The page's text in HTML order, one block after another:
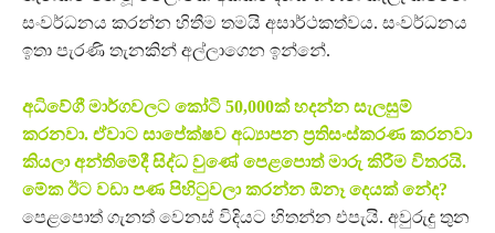
සංවර්ධනය කරන්න හිතීම තමයි අසාර්ථකත්වය. සංවර්ධනය
ඉතා පැරණි තැනකින් අල්ලාගෙන ඉන්නේ.
අධිවේගී මාර්ගවලට කෝටි 50,000ක් හදන්න සැලසුම්
කරනවා. ඒවාට සාපේක්ෂව අධ්‍යාපන ප්‍රතිසංස්කරණ කරනවා
කියලා අන්තිමේදී සිද්ධ වුණේ පෙළපොත් මාරු කිරීම විතරයි.
මේක ඊට වඩා පණ පිහිටුවලා කරන්න ඕනෑ දෙයක් නේද?
පෙළපොත් ගැනත් වෙනස් විදියට හිතන්න එපැයි. අවුරුදු තුන